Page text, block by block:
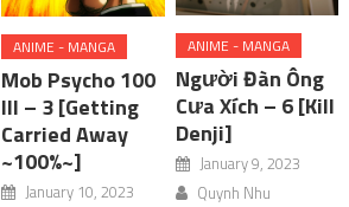
ANIME - MANGA
Mob Psycho 100
III – 3 [Getting
Carried Away
~100%~]
January 10, 2023
ANIME - MANGA
Người Đàn Ông
Cưa Xích – 6 [Kill
Denji]
January 9, 2023
Quynh Nhu